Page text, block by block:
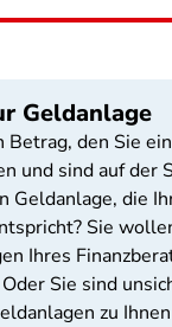
Geldanlage
Betrag, den Sie
und sind auf der
Geldanlage, die
Sie
Ihres
Sie sind
zu